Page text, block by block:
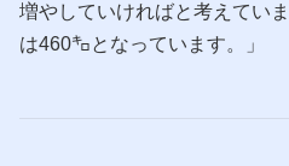
増やしていければと考えてい
は460㌔となっています。」